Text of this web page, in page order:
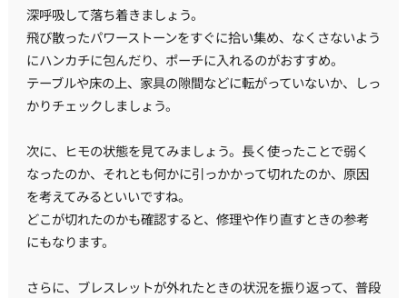
深呼吸して落ち着きましょう。
飛び散ったパワーストーンをすぐに拾い集め、なくさないよう
にハンカチに包んだり、ポーチに入れるのがおすすめ。
テーブルや床の上、家具の隙間などに転がっていないか、しっ
かりチェックしましょう。
次に、ヒモの状態を見てみましょう。長く使ったことで弱く
なったのか、それとも何かに引っかかって切れたのか、原因
を考えてみるといいですね。
どこが切れたのかも確認すると、修理や作り直すときの参考
にもなります。
さらに、ブレスレットが外れたときの状況を振り返って、普段